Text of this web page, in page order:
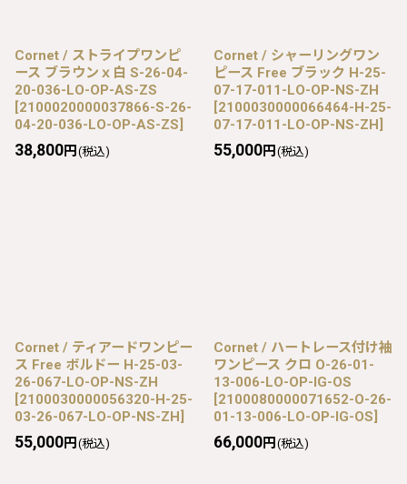
Cornet / ストライプワンピ
ース ブラウンｘ白 S-26-04-
20-036-LO-OP-AS-ZS
[2100020000037866-S-26-
04-20-036-LO-OP-AS-ZS]
38,800円 (税込)
Cornet / シャーリングワン
ピース Free ブラック H-25-
07-17-011-LO-OP-NS-ZH
[2100030000066464-H-25-
07-17-011-LO-OP-NS-ZH]
55,000円 (税込)
Cornet / ティアードワンピー
ス Free ボルドー H-25-03-
26-067-LO-OP-NS-ZH
[2100030000056320-H-25-
03-26-067-LO-OP-NS-ZH]
55,000円 (税込)
Cornet / ハートレース付け袖
ワンピース クロ O-26-01-
13-006-LO-OP-IG-OS
[2100080000071652-O-26-
01-13-006-LO-OP-IG-OS]
66,000円 (税込)